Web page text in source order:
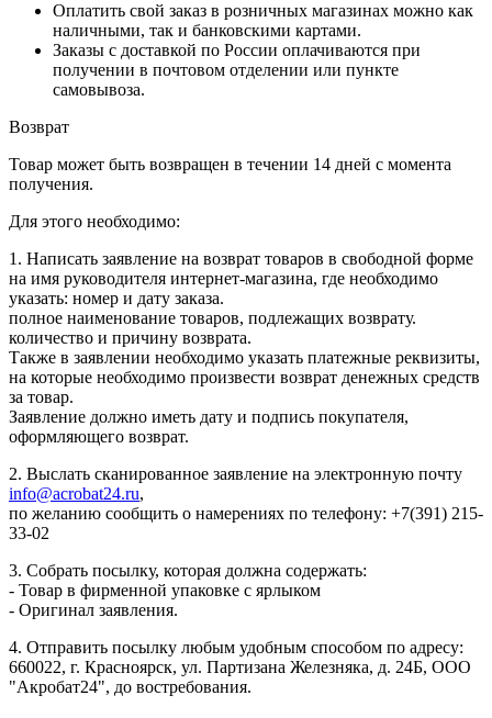
Оплатить свой заказ в розничных магазинах можно как
наличными, так и банковскими картами.
Заказы с доставкой по России оплачиваются при
получении в почтовом отделении или пункте
самовывоза.
Возврат
Товар может быть возвращен в течении 14 дней с момента
получения.
Для этого необходимо:
1. Написать заявление на возврат товаров в свободной форме
на имя руководителя интернет-магазина, где необходимо
указать: номер и дату заказа.
полное наименование товаров, подлежащих возврату.
количество и причину возврата.
Также в заявлении необходимо указать платежные реквизиты,
на которые необходимо произвести возврат денежных средств
за товар.
Заявление должно иметь дату и подпись покупателя,
оформляющего возврат.
2. Выслать сканированное заявление на электронную почту
info@acrobat24.ru,
по желанию сообщить о намерениях по телефону: +7(391) 215-
33-02
3. Собрать посылку, которая должна содержать:
- Товар в фирменной упаковке с ярлыком
- Оригинал заявления.
4. Отправить посылку любым удобным способом по адресу:
660022, г. Красноярск, ул. Партизана Железняка, д. 24Б, ООО
"Акробат24", до востребования.